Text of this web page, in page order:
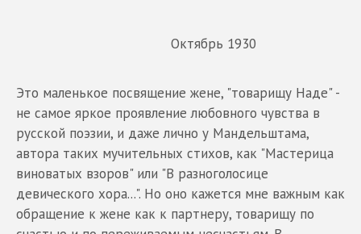
Октябрь 1930
Это маленькое посвящение жене, "товарищу Наде" -
не самое яркое проявление любовного чувства в
русской поэзии, и даже лично у Мандельштама,
автора таких мучительных стихов, как "Мастерица
виноватых взоров" или "В разноголосице
девического хора...". Но оно кажется мне важным как
обращение к жене как к партнеру, товарищу по